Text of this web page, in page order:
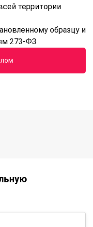
территории
образцу и
273-ФЗ